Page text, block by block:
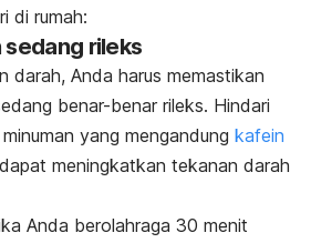
di rumah:
sedang rileks
darah, Anda harus memastikan
benar-benar rileks. Hindari
yang mengandung kafein
meningkatkan tekanan darah
Anda berolahraga 30 menit